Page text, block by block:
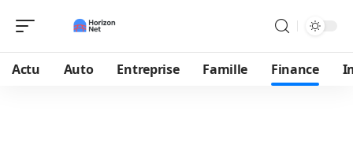
Actu Auto Entreprise Famille Finance